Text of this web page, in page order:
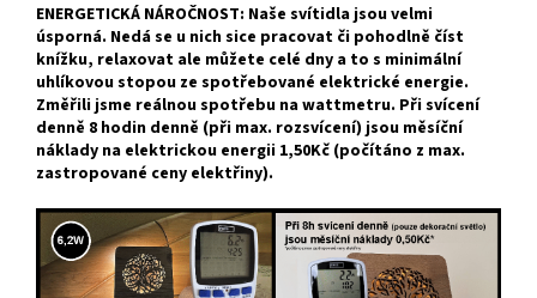
ENERGETICKÁ NÁROČNOST: Naše svítidla jsou velmi
úsporná. Nedá se u nich sice pracovat či pohodlně číst
knížku, relaxovat ale můžete celé dny a to s minimální
uhlíkovou stopou ze spotřebované elektrické energie.
Změřili jsme reálnou spotřebu na wattmetru. Při svícení
denně 8 hodin denně (při max. rozsvícení) jsou měsíční
náklady na elektrickou energii 1,50Kč (počítáno z max.
zastropované ceny elektřiny).